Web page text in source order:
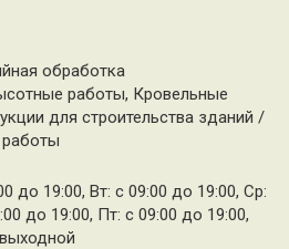
обработка
работы, Кровельные
для строительства зданий /
до 19:00, Вт: с 09:00 до 19:00, Ср:
до 19:00, Пт: с 09:00 до 19:00,